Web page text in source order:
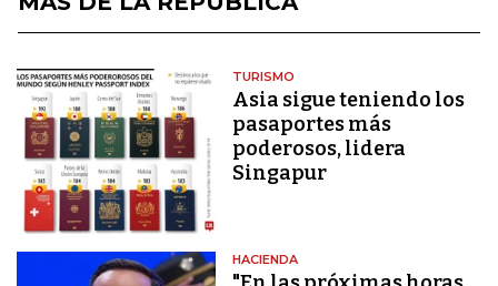
TURISMO
Asia sigue teniendo los
pasaportes más
poderosos, lidera
Singapur
HACIENDA